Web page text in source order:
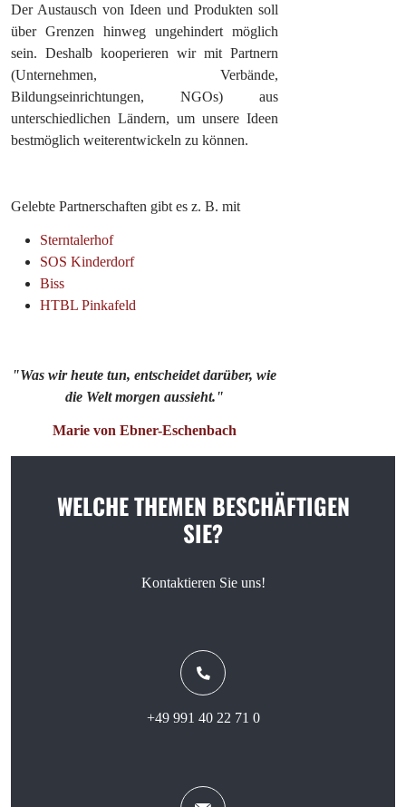
Der Austausch von Ideen und Produkten soll
über Grenzen hinweg ungehindert möglich
sein. Deshalb kooperieren wir mit Partnern
(Unternehmen, Verbände,
Bildungseinrichtungen, NGOs) aus
unterschiedlichen Ländern, um unsere Ideen
bestmöglich weiterentwickeln zu können.
Gelebte Partnerschaften gibt es z. B. mit
Sterntalerhof
SOS Kinderdorf
Biss
HTBL Pinkafeld
"Was wir heute tun, entscheidet darüber, wie
die Welt morgen aussieht."
Marie von Ebner-Eschenbach
WELCHE THEMEN BESCHÄFTIGEN
SIE?
Kontaktieren Sie uns!
+49 991 40 22 71 0